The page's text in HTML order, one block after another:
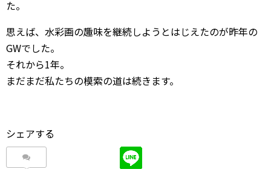
た。
思えば、水彩画の趣味を継続しようとはじえたのが昨年の
GWでした。
それから1年。
まだまだ私たちの模索の道は続きます。
シェアする